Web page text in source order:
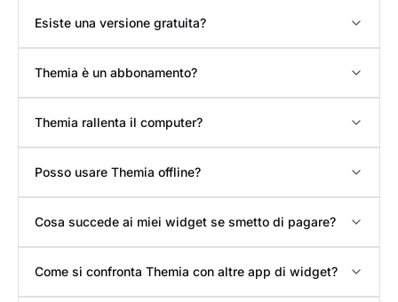
Esiste una versione gratuita?
Themia è un abbonamento?
Themia rallenta il computer?
Posso usare Themia offline?
Cosa succede ai miei widget se smetto di pagare?
Come si confronta Themia con altre app di widget?